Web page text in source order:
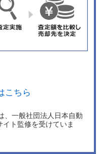
こちら
、一般社団法人日本自動
ト監修を受けていま